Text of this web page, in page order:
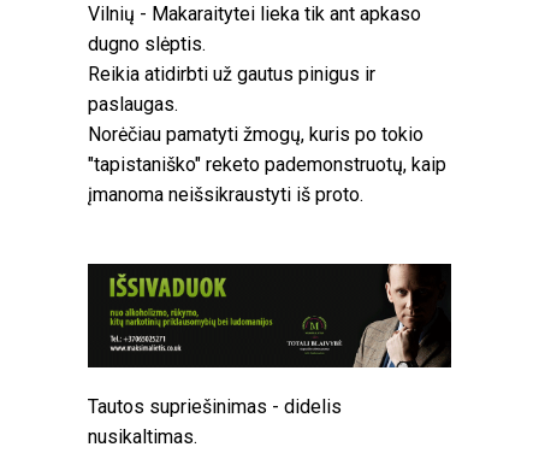
Vilnių - Makaraitytei lieka tik ant apkaso
dugno slėptis.
Reikia atidirbti už gautus pinigus ir
paslaugas.
Norėčiau pamatyti žmogų, kuris po tokio
"tapistaniško" reketo pademonstruotų, kaip
įmanoma neišsikraustyti iš proto.
Tautos supriešinimas - didelis
nusikaltimas.